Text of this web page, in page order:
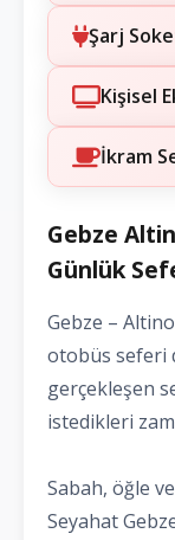
Şarj
Kişisel
İkram
Gebze
Günlük
Gebze –
otobüs seferi
gerçekleşen
istedikleri
Sabah, öğle
Seyahat